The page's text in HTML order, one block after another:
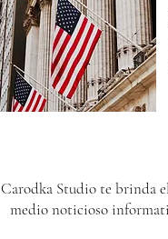
Carodka Studio te brinda
medio noticioso